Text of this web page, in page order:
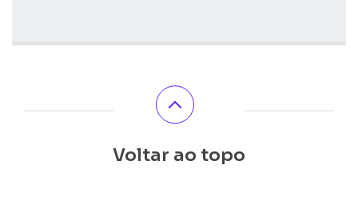
Voltar ao topo